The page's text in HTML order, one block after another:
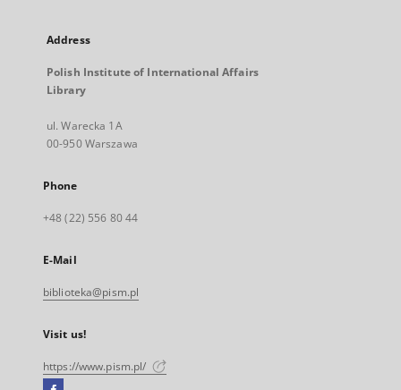
Address
Polish Institute of International Affairs
Library
ul. Warecka 1A
00-950 Warszawa
Phone
+48 (22) 556 80 44
E-Mail
biblioteka@pism.pl
Visit us!
https://www.pism.pl/